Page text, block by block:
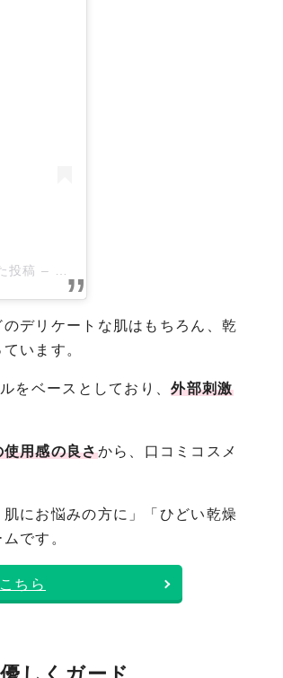
投稿 – 2019年 2月月21日午後12時20分PST
デリケートな肌はもちろん、乾
います。
をベースとしており、外部刺激
用感の良さから、口コミコスメ
にお悩みの方に」「ひどい乾燥
です。
ちら